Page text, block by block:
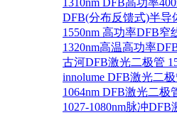
1310nm DFB高功率
DFB(分布反馈式)半导
1550nm 高功率DFB窄
1320nm高温高功率
古河DFB激光二极管
innolume DFB激光二极
1064nm DFB激光二极
1027-1080nm脉冲